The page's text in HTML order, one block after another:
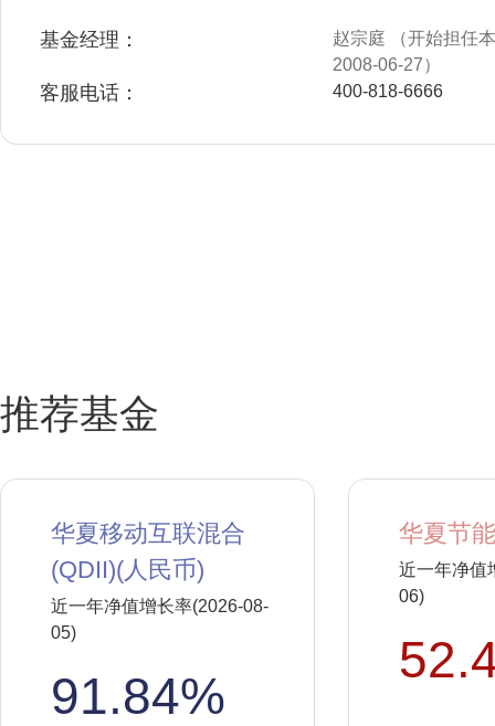
基金经理：
赵宗庭 （开始担任
2008-06-27）
客服电话： 400-818-6666
推荐基金
华夏移动互联混合
(QDII)(人民币)
近一年净值增长率(2026-08-
05)
91.84%
华夏节
近一年净值
06)